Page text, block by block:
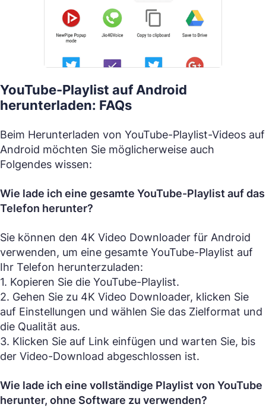
YouTube-Playlist auf Android
herunterladen: FAQs
Beim Herunterladen von YouTube-Playlist-Videos auf
Android möchten Sie möglicherweise auch
Folgendes wissen:
Wie lade ich eine gesamte YouTube-Playlist auf das
Telefon herunter?
Sie können den 4K Video Downloader für Android
verwenden, um eine gesamte YouTube-Playlist auf
Ihr Telefon herunterzuladen:
1. Kopieren Sie die YouTube-Playlist.
2. Gehen Sie zu 4K Video Downloader, klicken Sie
auf Einstellungen und wählen Sie das Zielformat und
die Qualität aus.
3. Klicken Sie auf Link einfügen und warten Sie, bis
der Video-Download abgeschlossen ist.
Wie lade ich eine vollständige Playlist von YouTube
herunter, ohne Software zu verwenden?